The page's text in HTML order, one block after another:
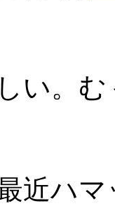
い。む
近ハ